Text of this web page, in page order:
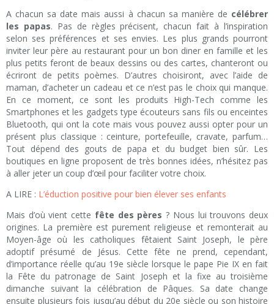
A chacun sa date mais aussi à chacun sa manière de célébrer
les papas. Pas de règles précisent, chacun fait à l’inspiration
selon ses préférences et ses envies. Les plus grands pourront
inviter leur père au restaurant pour un bon diner en famille et les
plus petits feront de beaux dessins ou des cartes, chanteront ou
écriront de petits poèmes. D’autres choisiront, avec l’aide de
maman, d’acheter un cadeau et ce n’est pas le choix qui manque.
En ce moment, ce sont les produits High-Tech comme les
Smartphones et les gadgets type écouteurs sans fils ou enceintes
Bluetooth, qui ont la cote mais vous pouvez aussi opter pour un
présent plus classique : ceinture, portefeuille, cravate, parfum…
Tout dépend des gouts de papa et du budget bien sûr. Les
boutiques en ligne proposent de très bonnes idées, n’hésitez pas
à aller jeter un coup d’œil pour faciliter votre choix.
A LIRE : L’éduction positive pour bien élever ses enfants
Mais d’où vient cette fête des pères ? Nous lui trouvons deux
origines. La première est purement religieuse et remonterait au
Moyen-âge où les catholiques fêtaient Saint Joseph, le père
adoptif présumé de Jésus. Cette fête ne prend, cependant,
d’importance réelle qu’au 19e siècle lorsque le pape Pie IX en fait
la Fête du patronage de Saint Joseph et la fixe au troisième
dimanche suivant la célébration de Pâques. Sa date change
ensuite plusieurs fois jusqu’au début du 20e siècle ou son histoire